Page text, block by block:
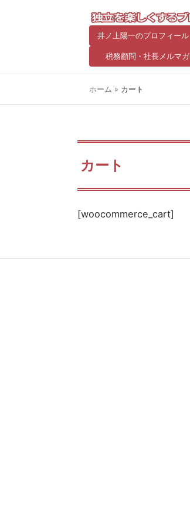
井ノ上陽一のプロフィール
税務顧問・社長メルマガ
ホーム » カート
カート
[woocommerce_cart]